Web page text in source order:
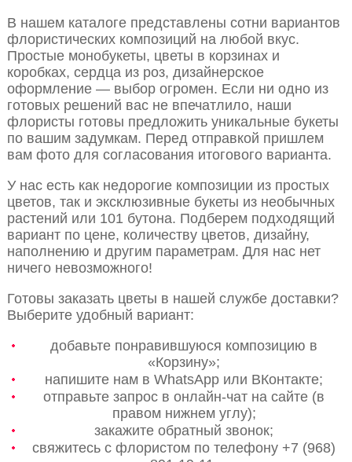
В нашем каталоге представлены сотни вариантов
флористических композиций на любой вкус.
Простые монобукеты, цветы в корзинах и
коробках, сердца из роз, дизайнерское
оформление — выбор огромен. Если ни одно из
готовых решений вас не впечатлило, наши
флористы готовы предложить уникальные букеты
по вашим задумкам. Перед отправкой пришлем
вам фото для согласования итогового варианта.
У нас есть как недорогие композиции из простых
цветов, так и эксклюзивные букеты из необычных
растений или 101 бутона. Подберем подходящий
вариант по цене, количеству цветов, дизайну,
наполнению и другим параметрам. Для нас нет
ничего невозможного!
Готовы заказать цветы в нашей службе доставки?
Выберите удобный вариант:
добавьте понравившуюся композицию в
«Корзину»;
напишите нам в WhatsApp или ВКонтакте;
отправьте запрос в онлайн-чат на сайте (в
правом нижнем углу);
закажите обратный звонок;
свяжитесь с флористом по телефону +7 (968)